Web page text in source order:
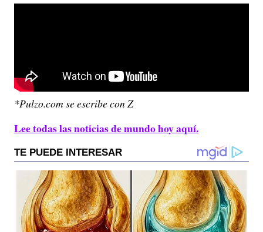
*Pulzo.com se escribe con Z
Lee todas las noticias de mundo hoy aquí.